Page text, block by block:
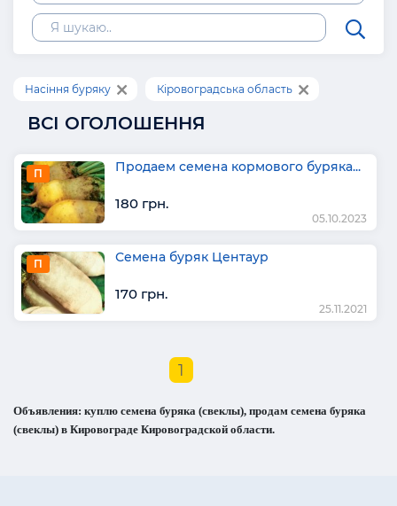
Насіння буряку Кіровоградська область
ВСІ ОГОЛОШЕННЯ
П Продаем семена кормового буряка...
180 грн.
05.10.2023
П Семена буряк Центаур
170 грн.
25.11.2021
1
Объявления: куплю семена буряка (свеклы), продам семена буряка
(свеклы) в Кировограде Кировоградской области.